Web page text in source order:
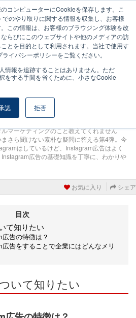
コンピューターにCookieを保存します。こ
のやり取りに関する情報を収集し、お客様
この情報は、お客様のブラウジング体験を改
らびにこのウェブサイトや他のメディアの訪
とを目的として利用されます。当社で使用す
イバシーポリシーをご覧ください。
情報を追跡することはありません。ただ
をする手間を省くために、小さなCookie
認 拒否
0 190 view
広告について①【山
ユウジのそこが知りたいシリ
ズ・入門編】
マーケティングのこと教えてくれません
さら聞けない素朴な疑問に答える第4弾。今
はしているけど、Instagram広告はよく
広告の基礎知識を丁寧に、わかりや
お気に入り シェア
目次
て知りたい
広告の特徴は？
広告をすることで企業にはどんなメリ
いて知りたい